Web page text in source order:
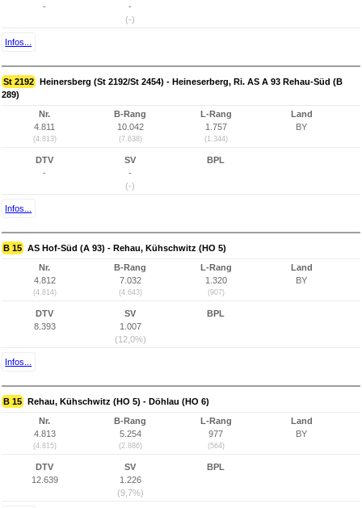
-
-
(-)
Infos...
St 2192 Heinersberg (St 2192/St 2454) - Heineserberg, Ri. AS A 93 Rehau-Süd (B
289)
Nr.
4.811
(4.813)
B-Rang
10.042
(7.638)
L-Rang
1.757
(1.344)
Land
BY
DTV
-
SV
-
(-)
BPL
Infos...
B 15 AS Hof-Süd (A 93) - Rehau, Kühschwitz (HO 5)
Nr.
4.812
(4.814)
B-Rang
7.032
(4.643)
L-Rang
1.320
(907)
Land
BY
DTV
8.393
SV
1.007
(12,0%)
BPL
Infos...
B 15 Rehau, Kühschwitz (HO 5) - Döhlau (HO 6)
Nr.
4.813
(4.815)
B-Rang
5.254
(2.886)
L-Rang
977
(564)
Land
BY
DTV
12.639
SV
1.226
(9,7%)
BPL